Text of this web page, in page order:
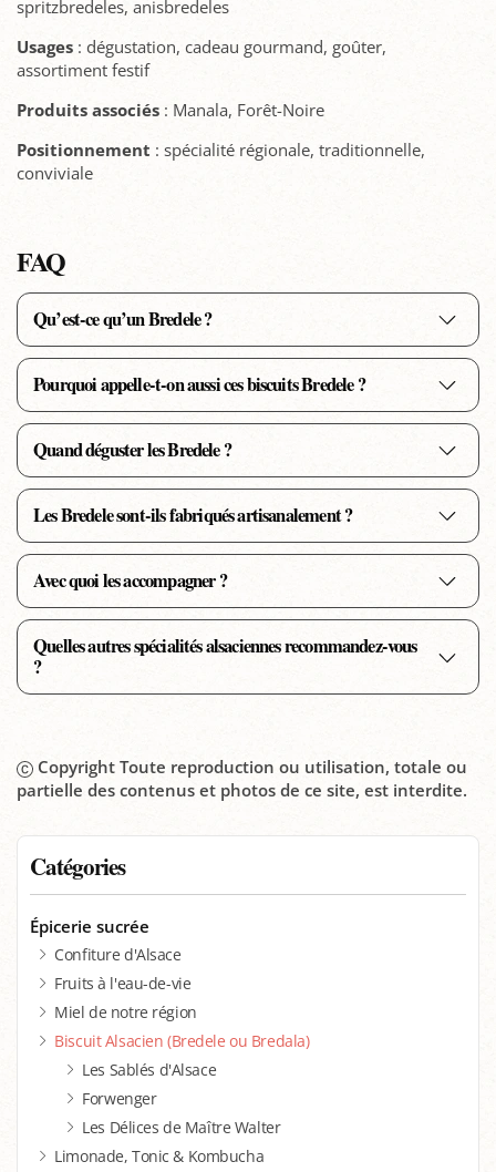
Catégories
Épicerie sucrée
Confiture d'Alsace
Fruits à l'eau-de-vie
Miel de notre région
Biscuit Alsacien (Bredele ou Bredala)
Les Sablés d'Alsace
Forwenger
Les Délices de Maître Walter
Limonade, Tonic & Kombucha
spritzbredeles, anisbredeles
Usages : dégustation, cadeau gourmand, goûter,
assortiment festif
Produits associés : Manala, Forêt-Noire
Positionnement : spécialité régionale, traditionnelle,
conviviale
FAQ
Qu’est-ce qu’un Bredele ?
Pourquoi appelle-t-on aussi ces biscuits Bredele ?
Quand déguster les Bredele ?
Les Bredele sont-ils fabriqués artisanalement ?
Avec quoi les accompagner ?
Quelles autres spécialités alsaciennes recommandez-vous
?
Copyright Toute reproduction ou utilisation, totale ou
partielle des contenus et photos de ce site, est interdite.